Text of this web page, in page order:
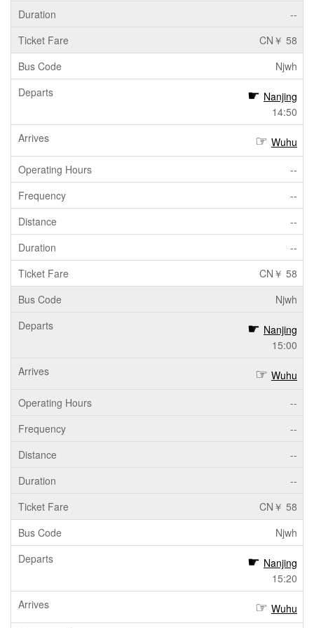
--
CN￥ 58
Njwh
Nanjing
14:50
Wuhu
--
--
--
--
CN￥ 58
Njwh
Nanjing
15:00
Wuhu
--
--
--
--
CN￥ 58
Njwh
Nanjing
15:20
Wuhu